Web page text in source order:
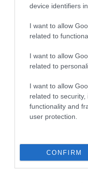
device identifiers
I want to allow
related to
I want to allow
related to
I want to allow
related to
functionality and
user protection.
CONFIRM
HOGYAN KELL NÉZNI A
2026-05-08
VÉGE LEHET A
TRANSZPLANTÁCIÓS